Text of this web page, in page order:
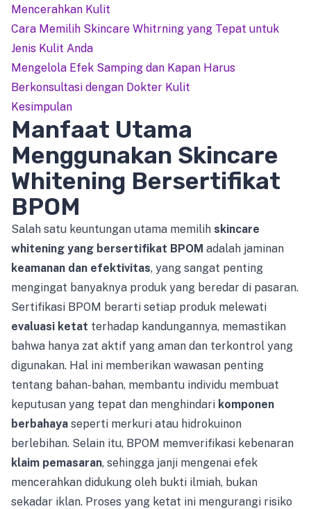
Mencerahkan Kulit
Cara Memilih Skincare Whitrning yang Tepat untuk
Jenis Kulit Anda
Mengelola Efek Samping dan Kapan Harus
Berkonsultasi dengan Dokter Kulit
Kesimpulan
Manfaat Utama
Menggunakan Skincare
Whitening Bersertifikat
BPOM
Salah satu keuntungan utama memilih skincare
whitening yang bersertifikat BPOM adalah jaminan
keamanan dan efektivitas, yang sangat penting
mengingat banyaknya produk yang beredar di pasaran.
Sertifikasi BPOM berarti setiap produk melewati
evaluasi ketat terhadap kandungannya, memastikan
bahwa hanya zat aktif yang aman dan terkontrol yang
digunakan. Hal ini memberikan wawasan penting
tentang bahan-bahan, membantu individu membuat
keputusan yang tepat dan menghindari komponen
berbahaya seperti merkuri atau hidrokuinon
berlebihan. Selain itu, BPOM memverifikasi kebenaran
klaim pemasaran, sehingga janji mengenai efek
mencerahkan didukung oleh bukti ilmiah, bukan
sekadar iklan. Proses yang ketat ini mengurangi risiko